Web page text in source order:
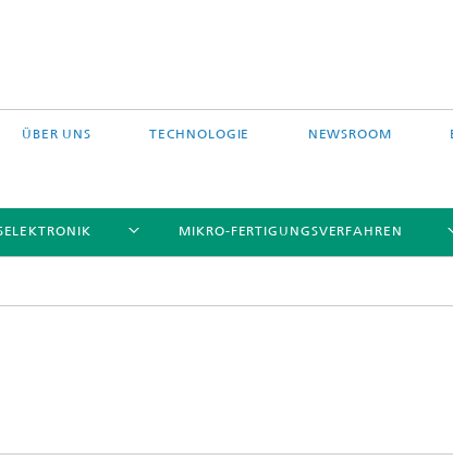
ÜBER UNS TECHNOLOGIE NEWSROOM
MIKRO-FERTIGUNGSVERFAHREN
Chip Size Packaging